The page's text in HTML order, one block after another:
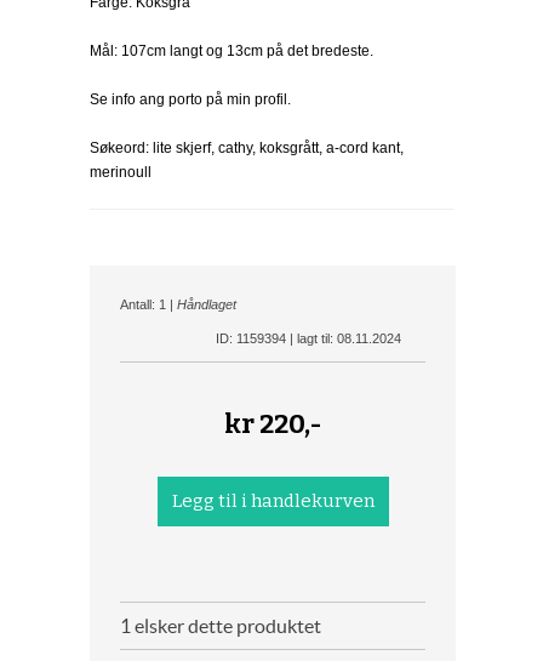
Mål: 107cm langt og 13cm på det bredeste.
Se info ang porto på min profil.
Søkeord: lite skjerf, cathy, koksgrått, a-cord kant,
merinoull
Antall: 1 | Håndlaget
ID: 1159394 | lagt til: 08.11.2024
kr220,-
1 elsker dette produktet